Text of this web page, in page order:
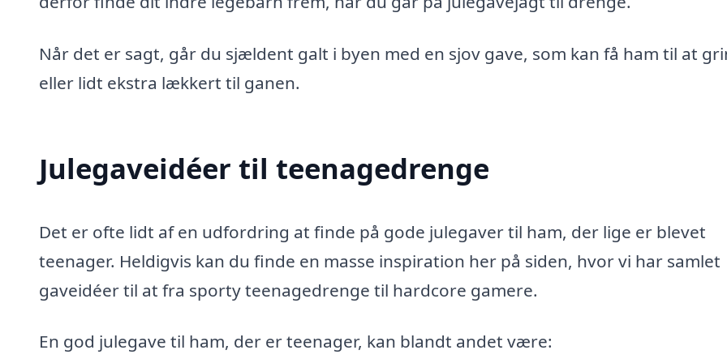
Når det er sagt, går du sjældent galt i byen med en sjov gave, som kan få ham til at
eller lidt ekstra lækkert til ganen.
Julegaveidéer til teenagedrenge
Det er ofte lidt af en udfordring at finde på gode julegaver til ham, der lige er blevet
teenager. Heldigvis kan du finde en masse inspiration her på siden, hvor vi har samlet
gaveidéer til at fra sporty teenagedrenge til hardcore gamere.
En god julegave til ham, der er teenager, kan blandt andet være: